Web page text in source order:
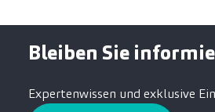
Bleiben Sie
Expertenwissen und exklusive